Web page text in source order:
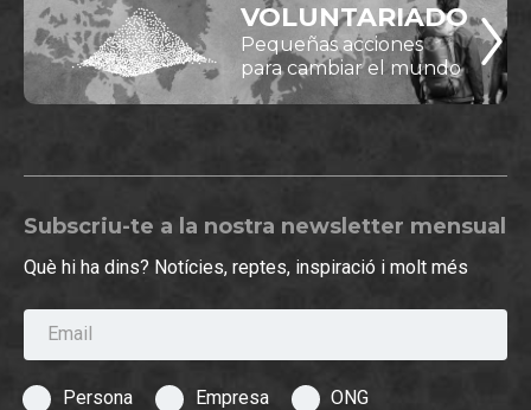
VOLUNTARIADO
Pequeñas acciones
para cambiar el mundo
Subscriu-te a la nostra newsletter mensual
Què hi ha dins? Notícies, reptes, inspiració i molt més
Email
Persona Empresa ONG